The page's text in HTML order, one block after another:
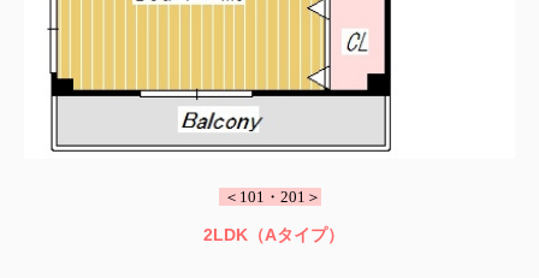
＜101・201＞
2LDK（Aタイプ）